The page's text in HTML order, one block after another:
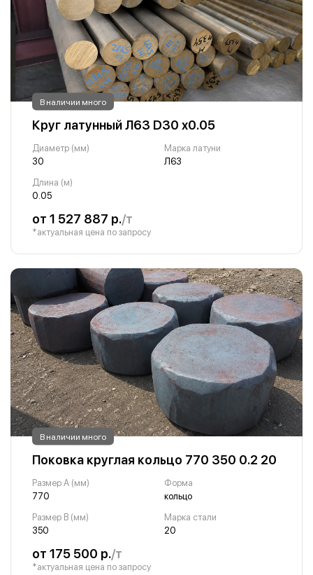
В наличии много
Круг латунный Л63 D30 х0.05
Диаметр (мм)
30
Марка латуни
Л63
Длина (м)
0.05
от 1 527 887 р./т
*актуальная цена по запросу
В наличии много
Поковка круглая кольцо 770 350 0.2 20
Размер A (мм)
770
Форма
кольцо
Размер B (мм)
350
Марка стали
20
от 175 500 р./т
*актуальная цена по запросу